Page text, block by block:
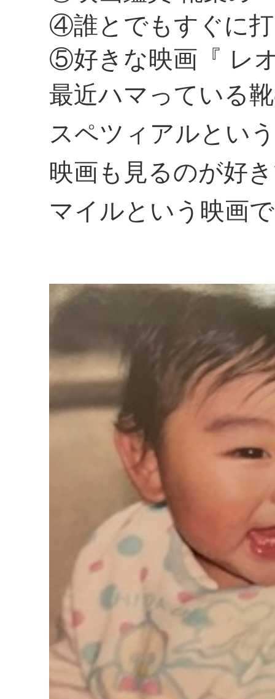
④誰とでもすぐに
⑤好きな映画『 レ
最近ハマっている
スペツィアルとい
映画も見るのが好
マイルという映画